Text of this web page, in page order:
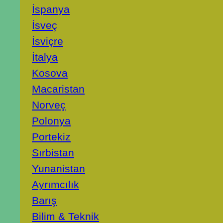
İspanya
İsveç
İsviçre
İtalya
Kosova
Macaristan
Norveç
Polonya
Portekiz
Sırbistan
Yunanistan
Ayrımcılık
Barış
Bilim & Teknik